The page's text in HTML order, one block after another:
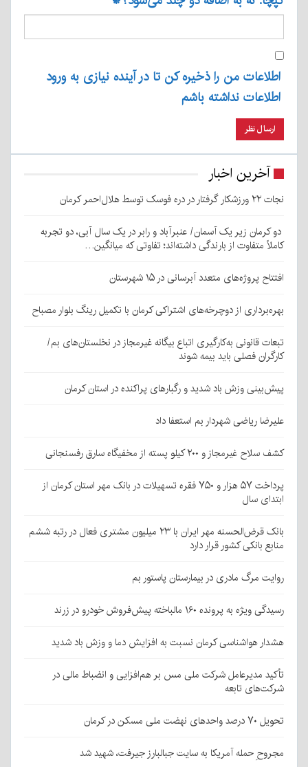
اطلاعات من را ذخیره کن تا در آینده نیازی به ورود
اطلاعات نداشته باشم
آخرین اخبار
نجات ۲۲ ورزشکار گرفتار در دره فوسک توسط هلال‌احمر کرمان
دو کرمان زیر یک آسمان/ عنبرآباد و رابر در یک سال آبی، دو تجربه
کاملاً متفاوت از بارندگی داشته‌اند؛ تفاوتی که میانگین…
افتتاح پروژه‌های متعدد آبرسانی در ۱۵ شهرستان
بهره‌برداری از دوچرخه‌های اشتراکی کرمان با تکمیل رینگ بلوار مصباح
تبعات قانونی به‌کارگیری اتباع بیگانه غیرمجاز در نخلستان‌های بم/
کارگران فصلی باید بیمه شوند
پیش‌بینی وزش باد شدید و رگبارهای پراکنده در استان کرمان
علیرضا ریاضی شهردار بم استعفا داد
کشف سلاح غیرمجاز و ۲۰۰ کیلو پسته از مخفیگاه سارق رفسنجانی
پرداخت ۵۷ هزار و ۷۵۰ فقره تسهیلات در بانک مهر استان کرمان از
ابتدای سال
بانک قرض‌الحسنه مهر ایران با ۲۳ میلیون مشتری فعال در رتبه ششم
منابع بانکی کشور قرار دارد
روایت مرگ مادری در بیمارستان پاستور بم
رسیدگی ویژه به پرونده ۱۶۰ مالباخته پیش‌فروش خودرو در زرند
هشدار هواشناسی کرمان نسبت به افزایش دما و وزش باد شدید
تأکید مدیرعامل شرکت ملی مس بر هم‌افزایی و انضباط مالی در
شرکت‌های تابعه
تحویل ۷۰ درصد واحدهای نهضت ملی مسکن در کرمان
مجروحِ حمله آمریکا به سایت جبالبارز جیرفت، شهید شد